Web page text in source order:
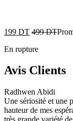
199 DT 499DT
En rupture
Avis Clients
Radhwen Abidi
Une sériosité et une
hauteur de mes